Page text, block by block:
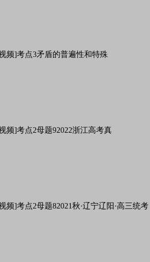
频]考点3矛盾的普遍性和特殊
频]考点2母题92022浙江高考真
频]考点2母题82021秋·辽宁辽阳·高三统考